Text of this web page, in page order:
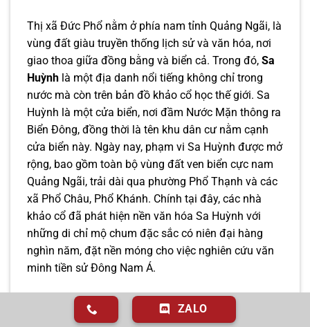
Thị xã Đức Phổ nằm ở phía nam tỉnh Quảng Ngãi, là
vùng đất giàu truyền thống lịch sử và văn hóa, nơi
giao thoa giữa đồng bằng và biển cả. Trong đó, Sa
Huỳnh là một địa danh nổi tiếng không chỉ trong
nước mà còn trên bản đồ khảo cổ học thế giới. Sa
Huỳnh là một cửa biển, nơi đầm Nước Mặn thông ra
Biển Đông, đồng thời là tên khu dân cư nằm cạnh
cửa biển này. Ngày nay, phạm vi Sa Huỳnh được mở
rộng, bao gồm toàn bộ vùng đất ven biển cực nam
Quảng Ngãi, trải dài qua phường Phổ Thạnh và các
xã Phổ Châu, Phổ Khánh. Chính tại đây, các nhà
khảo cổ đã phát hiện nền văn hóa Sa Huỳnh với
những di chỉ mộ chum đặc sắc có niên đại hàng
nghìn năm, đặt nền móng cho việc nghiên cứu văn
minh tiền sử Đông Nam Á.
Không chỉ có di sản văn hóa, Đức Phổ còn là quê
hương của những con người kiệt xuất, tiêu biểu là cố
ZALO